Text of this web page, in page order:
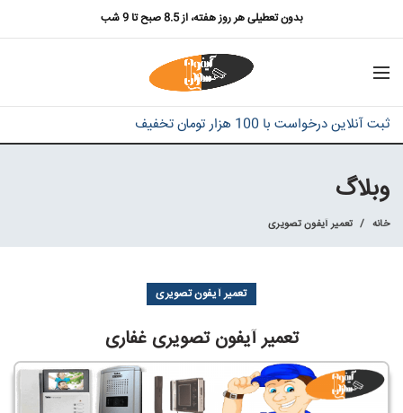
بدون تعطیلی هر روز هفته، از 8.5 صبح تا 9 شب
ثبت آنلاین درخواست با 100 هزار تومان تخفیف
وبلاگ
خانه تعمیر آیفون تصویری
تعمیر آیفون تصویری
تعمیر آیفون تصویری غفاری